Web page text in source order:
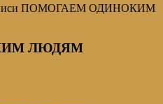
ПОМОГАЕМ ОДИНОКИМ
ЛЮДЯМ